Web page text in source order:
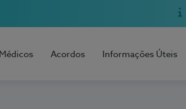
Acordos Informações Úteis